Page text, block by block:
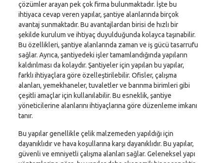
çözümler arayan pek çok firma bulunmaktadır. İşte bu
ihtiyaca cevap veren yapılar, şantiye alanlarında birçok
avantaj sunmaktadır. Bu avantajlardan birisi de hızlı bir
şekilde kurulum ve ihtiyaç duyulduğunda kolayca taşınabilir.
Bu özellikleri, şantiye alanlarında zaman ve iş gücü tasarrufu
sağlar. Ayrıca, şantiyedeki işler tamamlandığında yapıların
kaldırılması da kolaydır. Şantiyeler için yapılan bu yapılar,
farklı ihtiyaçlara göre özelleştirilebilir. Ofisler, çalışma
alanları, yemekhaneler, tuvaletler ve barınma birimleri gibi
çeşitli amaçlar için kullanılabilir. Bu esneklik, şantiye
yöneticilerine alanlarını ihtiyaçlarına göre düzenleme imkanı
tanır.
Bu yapılar genellikle çelik malzemeden yapıldığı için
dayanıklıdır ve hava koşullarına karşı dayanıklıdır. Bu yapılar,
güvenli ve emniyetli çalışma alanları sağlar. Geleneksel yapı